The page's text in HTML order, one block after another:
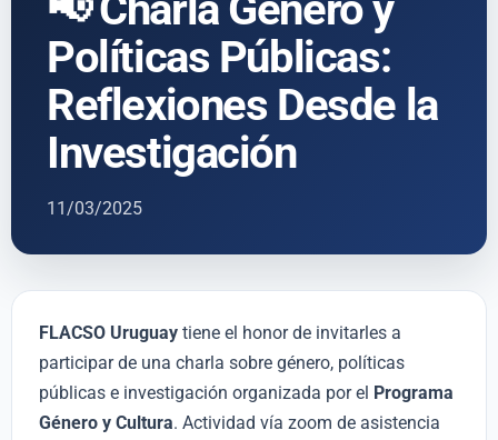
Políticas Públicas:
Reflexiones Desde la
Investigación
11/03/2025
FLACSO Uruguay tiene el honor de invitarles a
participar de una charla sobre género, políticas
públicas e investigación organizada por el Programa
Género y Cultura. Actividad vía zoom de asistencia